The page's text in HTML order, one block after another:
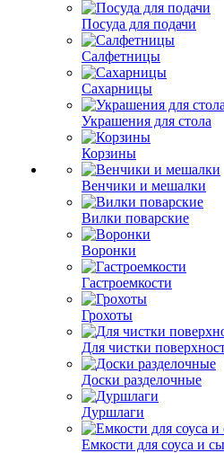
Посуда для подачи
Салфетницы
Сахарницы
Украшения для стола
Корзины
Венчики и мешалки
Вилки поварские
Воронки
Гастроемкости
Грохоты
Для чистки
Доски разделочные
Дуршлаги
Емкости для соуса и